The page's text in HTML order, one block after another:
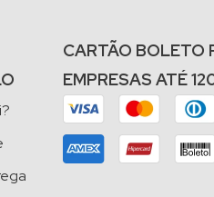
CARTÃO BOLETO
EMPRESAS ATÉ